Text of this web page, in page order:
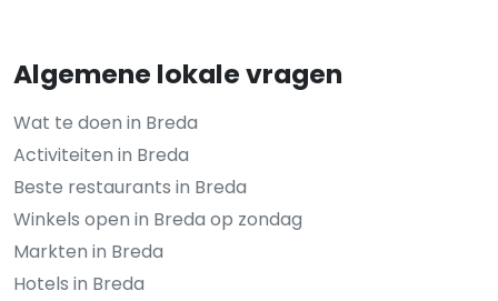
Algemene lokale vragen
Wat te doen in Breda
Activiteiten in Breda
Beste restaurants in Breda
Winkels open in Breda op zondag
Markten in Breda
Hotels in Breda